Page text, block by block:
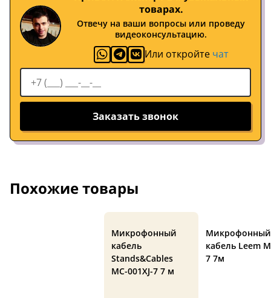
товарах.
Отвечу на ваши вопросы или проведу
видеоконсультацию.
Или откройте чат
Заказать звонок
Похожие товары
Микрофонный
кабель
Stands&Cables
MC-001XJ-7 7 м
Микрофонный
кабель Leem
7 7м